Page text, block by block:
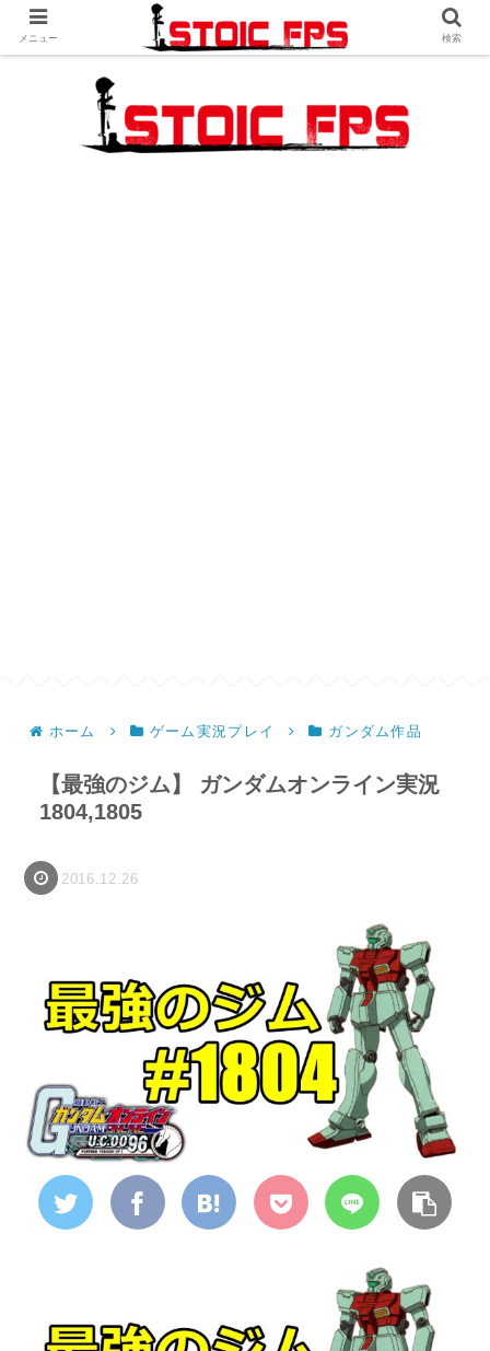
ホーム ゲーム実況プレイ ガンダム作品
【最強のジム】 ガンダムオンライン実況
1804,1805
2016.12.26
メニュー 検索